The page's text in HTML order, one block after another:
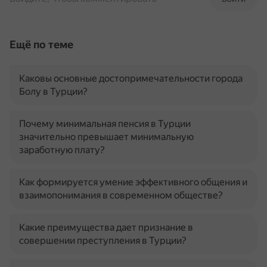
Ещё по теме
Каковы основные достопримечательности города
Болу в Турции?
Почему минимальная пенсия в Турции
значительно превышает минимальную
заработную плату?
Как формируется умение эффективного общения и
взаимопонимания в современном обществе?
Какие преимущества дает признание в
совершении преступления в Турции?